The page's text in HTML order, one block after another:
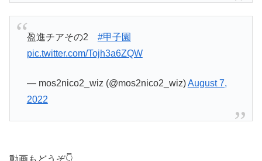
盈進チアその2 #甲子園
pic.twitter.com/Tojh3a6ZQW
— mos2nico2_wiz (@mos2nico2_wiz)August 7,
2022
動画もどうぞ👇